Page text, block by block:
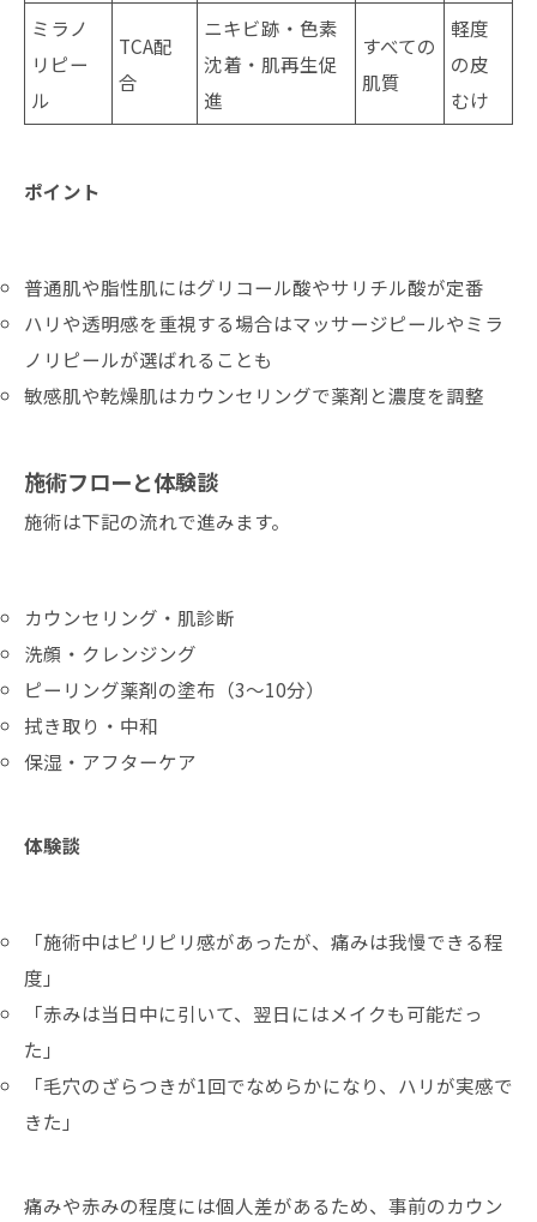
ミラノ
リピー
ル
TCA配
合
ニキビ跡・色素
沈着・肌再生促
進
すべての
肌質
軽度
の皮
むけ
ポイント
普通肌や脂性肌にはグリコール酸やサリチル酸が定番
ハリや透明感を重視する場合はマッサージピールやミラ
ノリピールが選ばれることも
敏感肌や乾燥肌はカウンセリングで薬剤と濃度を調整
施術フローと体験談
施術は下記の流れで進みます。
カウンセリング・肌診断
洗顔・クレンジング
ピーリング薬剤の塗布（3～10分）
拭き取り・中和
保湿・アフターケア
体験談
「施術中はピリピリ感があったが、痛みは我慢できる程
度」
「赤みは当日中に引いて、翌日にはメイクも可能だっ
た」
「毛穴のざらつきが1回でなめらかになり、ハリが実感で
きた」
痛みや赤みの程度には個人差があるため、事前のカウン